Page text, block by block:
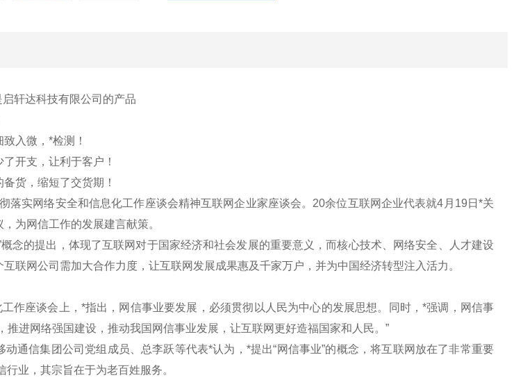
启轩达科技有限公司的产品
入微，*检测！
开支，让利于客户！
货，缩短了交货期！
落实网络安全和信息化工作座谈会精神互联网企业家座谈会。20余位互联网企业代表就4月19日*关
为网信工作的发展建言献策。
的提出，体现了互联网对于国家经济和社会发展的重要意义，而核心技术、网络安全、人才建设
联网公司需加大合作力度，让互联网发展成果惠及千家万户，并为中国经济转型注入活力。
座谈会上，*指出，网信事业要发展，必须贯彻以人民为中心的发展思想。同时，*强调，网信事
推进网络强国建设，推动我国网信事业发展，让互联网更好造福国家和人民。”
信集团公司党组成员、总李跃等代表*认为，*提出“网信事业”的概念，将互联网放在了非常重要
行业，其宗旨在于为老百姓服务。